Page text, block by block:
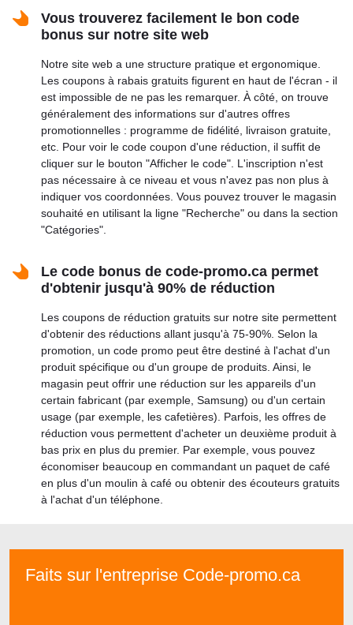
Vous trouverez facilement le bon code
bonus sur notre site web
Notre site web a une structure pratique et ergonomique.
Les coupons à rabais gratuits figurent en haut de l'écran - il
est impossible de ne pas les remarquer. À côté, on trouve
généralement des informations sur d'autres offres
promotionnelles : programme de fidélité, livraison gratuite,
etc. Pour voir le code coupon d'une réduction, il suffit de
cliquer sur le bouton "Afficher le code". L'inscription n'est
pas nécessaire à ce niveau et vous n'avez pas non plus à
indiquer vos coordonnées. Vous pouvez trouver le magasin
souhaité en utilisant la ligne "Recherche" ou dans la section
"Catégories".
Le code bonus de code-promo.ca permet
d'obtenir jusqu'à 90% de réduction
Les coupons de réduction gratuits sur notre site permettent
d'obtenir des réductions allant jusqu'à 75-90%. Selon la
promotion, un code promo peut être destiné à l'achat d'un
produit spécifique ou d'un groupe de produits. Ainsi, le
magasin peut offrir une réduction sur les appareils d'un
certain fabricant (par exemple, Samsung) ou d'un certain
usage (par exemple, les cafetières). Parfois, les offres de
réduction vous permettent d'acheter un deuxième produit à
bas prix en plus du premier. Par exemple, vous pouvez
économiser beaucoup en commandant un paquet de café
en plus d'un moulin à café ou obtenir des écouteurs gratuits
à l'achat d'un téléphone.
Faits sur l'entreprise Code-promo.ca